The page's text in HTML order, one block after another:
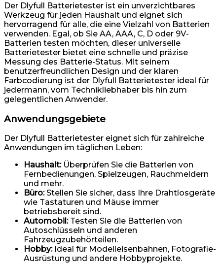
Der Dlyfull Batterietester ist ein unverzichtbares
Werkzeug für jeden Haushalt und eignet sich
hervorragend für alle, die eine Vielzahl von Batterien
verwenden. Egal, ob Sie AA, AAA, C, D oder 9V-
Batterien testen möchten, dieser universelle
Batterietester bietet eine schnelle und präzise
Messung des Batterie-Status. Mit seinem
benutzerfreundlichen Design und der klaren
Farbcodierung ist der Dlyfull Batterietester ideal für
jedermann, vom Technikliebhaber bis hin zum
gelegentlichen Anwender.
Anwendungsgebiete
Der Dlyfull Batterietester eignet sich für zahlreiche
Anwendungen im täglichen Leben:
Haushalt:Überprüfen Sie die Batterien von
Fernbedienungen, Spielzeugen, Rauchmeldern
und mehr.
Büro:Stellen Sie sicher, dass Ihre Drahtlosgeräte
wie Tastaturen und Mäuse immer
betriebsbereit sind.
Automobil:Testen Sie die Batterien von
Autoschlüsseln und anderen
Fahrzeugzubehörteilen.
Hobby:Ideal für Modelleisenbahnen, Fotografie-
Ausrüstung und andere Hobbyprojekte.